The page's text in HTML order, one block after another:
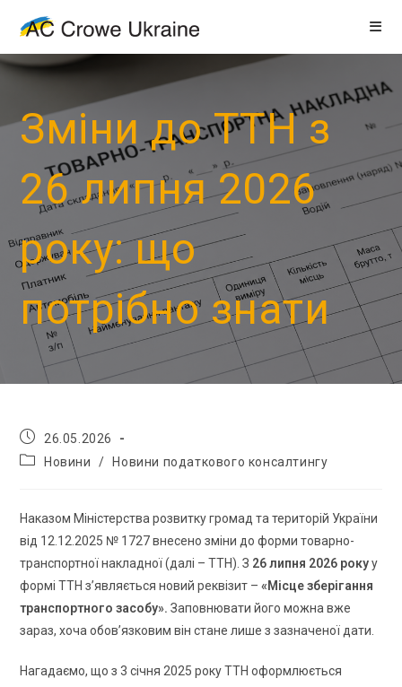
Зміни до ТТН з
26 липня 2026
року: що
потрібно знати
26.05.2026
Новини
/ Новини податкового консалтингу
Наказом Міністерства розвитку громад та територій України
від 12.12.2025 № 1727 внесено зміни до форми товарно-
транспортної накладної (далі – ТТН). З 26 липня 2026 рокуу
формі ТТН з’являється новий реквізит –«Місце зберігання
транспортного засобу». Заповнювати його можна вже
зараз, хоча обов’язковим він стане лише з зазначеної дати.
Нагадаємо, що з 3 січня 2025 року ТТН оформлюється